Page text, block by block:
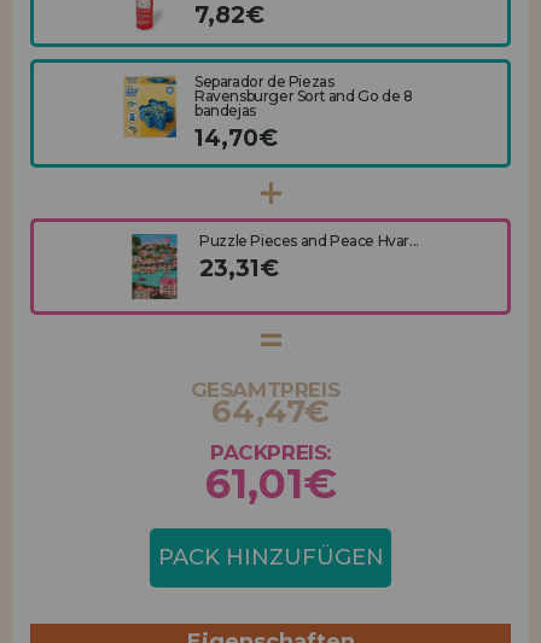
7,82€
Separador de Piezas
Ravensburger Sort and Go de 8
bandejas
14,70€
Puzzle Pieces and Peace Hvar...
23,31€
GESAMTPREIS
64,47€
PACKPREIS:
61,01€
PACK HINZUFÜGEN